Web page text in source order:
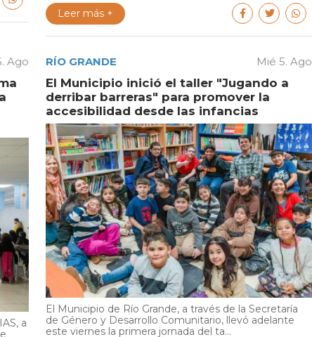
Leer más +
Ago
a
RÍO GRANDE Mié 5. Ago
El Municipio inició el taller "Jugando a
derribar barreras" para promover la
accesibilidad desde las infancias
El Municipio de Río Grande, a través de la Secretaría
de Género y Desarrollo Comunitario, llevó adelante
este viernes la primera jornada del ta...